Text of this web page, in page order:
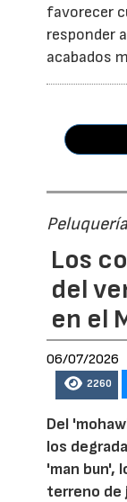
favorecer
responder
acabados
Los
del
en el
06/07/2026
2260
Del
los
'man bun',
terreno de